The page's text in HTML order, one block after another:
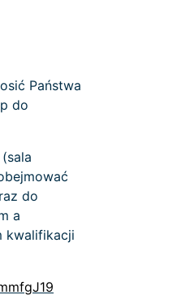
Państwa
do
(sala
do
a
kwalifikacji